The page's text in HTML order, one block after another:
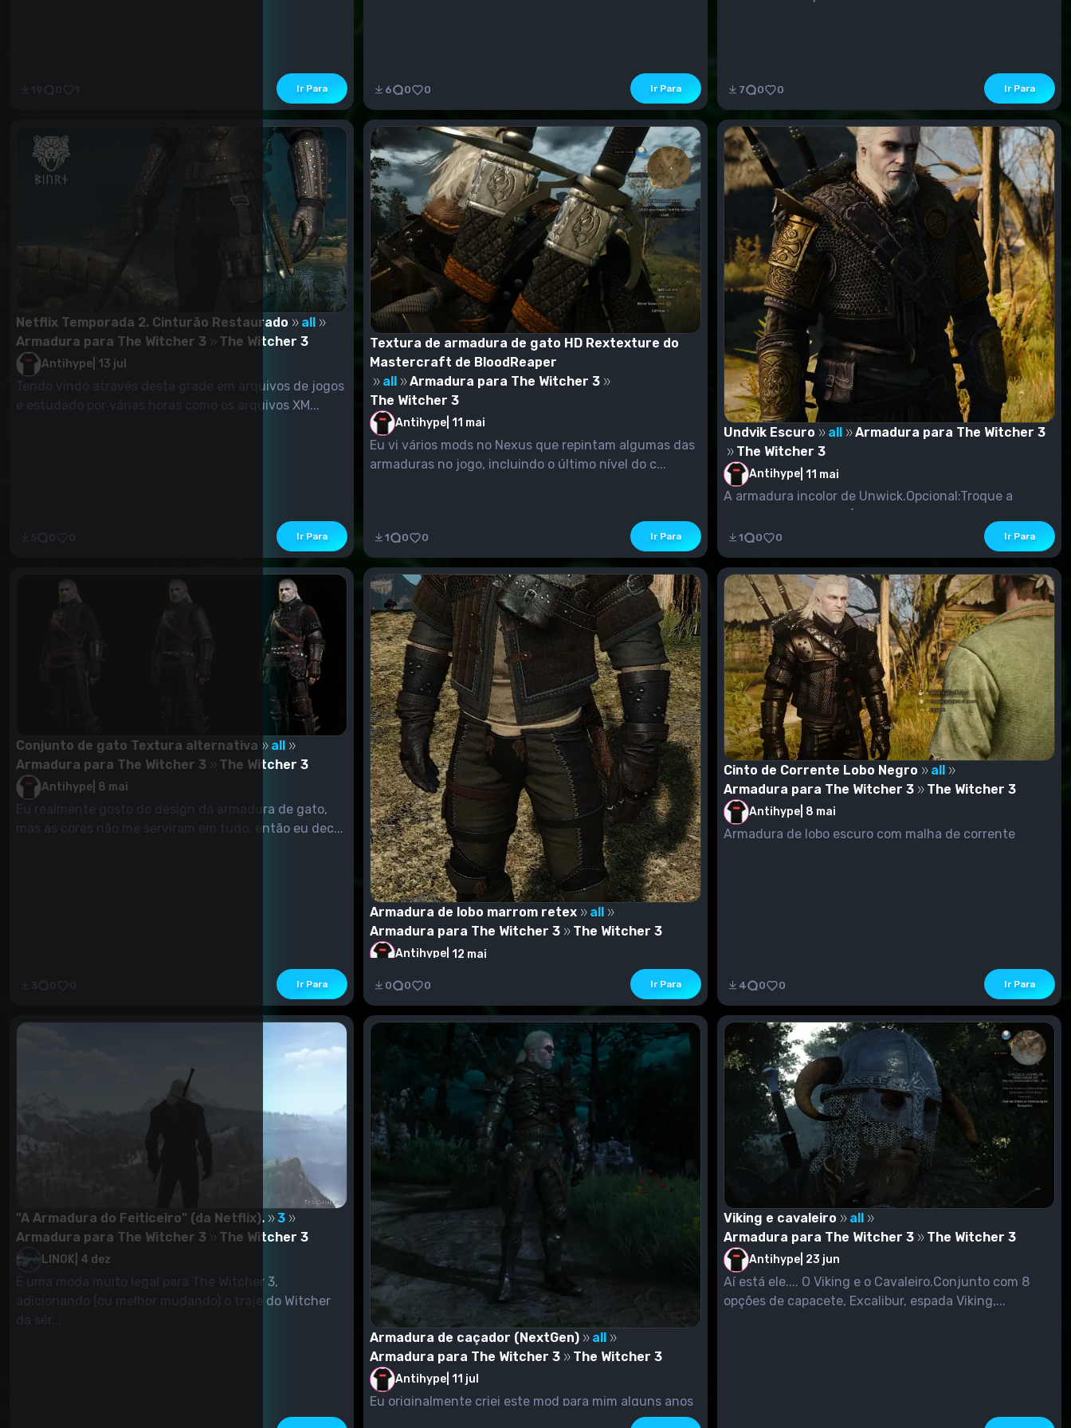
Ir Para 6 0 0 Ir Para 7 0 0 Ir Para
Netflix Temporada 2. Cinturão Restaurado
all
Armadura para The Witcher 3
The Witcher 3
Antihype 13 jul
Tendo vindo através desta grade em arquivos de jogos
e estudado por várias horas como os arquivos XM...
Ir Para
Textura de armadura de gato HD Rextexture do
Mastercraft de BloodReaper
all
Armadura para The Witcher 3
The Witcher 3
Antihype 11 mai
Eu vi vários mods no Nexus que repintam algumas das
armaduras no jogo, incluindo o último nível do c...
1 0 0 Ir Para
Undvik Escuro all
Armadura para The Witcher 3
The Witcher 3
Antihype 11 mai
A armadura incolor de Unwick.Opcional:Troque a
armadura de Volvain (todos os níveis, incluindo a eng...
1 0 0 Ir Para
Conjunto de gato Textura alternativa
all
Armadura para The Witcher 3
The Witcher 3
Antihype 8 mai
Eu realmente gosto do design da armadura de gato,
mas as cores não me serviram em tudo, então eu dec...
Ir Para
Armadura de lobo marrom retex
all
Armadura para The Witcher 3
The Witcher 3
Antihype 12 mai
Armadura de lobo marromÉ um retex marrom de
armadura de lobo.Retex de todas as quatro
armadurasInsta...
0 0 0 Ir Para
Cinto de Corrente Lobo Negro
all
Armadura para The Witcher 3
The Witcher 3
Antihype 8 mai
Armadura de lobo escuro com malha de corrente
4 0 0 Ir Para
"A Armadura do Feiticeiro" (da Netflix).
3
Armadura para The Witcher 3
The Witcher 3
LINOK 4 dez
É uma moda muito legal para The Witcher 3,
adicionando (ou melhor mudando) o traje do Witcher
Armadura de caçador (NextGen)
all
Armadura para The Witcher 3
The Witcher 3
Antihype 11 jul
Eu originalmente criei este mod para mim alguns anos
atrás e quando eu atualizei para a versão 4.0,...
Viking e cavaleiro
all
Armadura para The Witcher 3
The Witcher 3
Antihype 23 jun
Aí está ele.... O Viking e o Cavaleiro.Conjunto com 8
opções de capacete, Excalibur, espada Viking,...